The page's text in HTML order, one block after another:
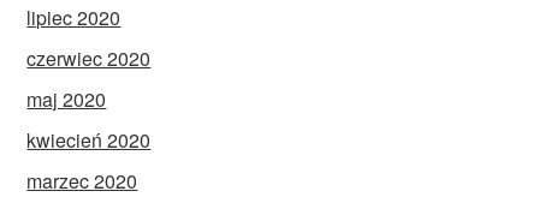
lipiec 2020
czerwiec 2020
maj 2020
kwiecień 2020
marzec 2020